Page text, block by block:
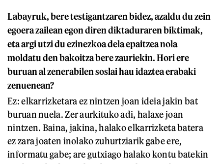
Labayruk, bere testigantzaren bidez, azaldu du zein
egoera zailean egon diren diktaduraren biktimak,
eta argi utzi du ezinezkoa dela epaitzea nola
moldatu den bakoitza bere zauriekin. Hori ere
buruan al zenerabilen soslai hau idaztea erabaki
zenuenean?
Ez: elkarrizketara ez nintzen joan ideia jakin bat
buruan nuela. Zer aurkituko adi, halaxe joan
nintzen. Baina, jakina, halako elkarrizketa batera
ez zara joaten inolako zuhurtziarik gabe ere,
informatu gabe; are gutxiago halako kontu batekin